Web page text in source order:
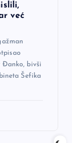
već
Đanko, bivši
Šefika